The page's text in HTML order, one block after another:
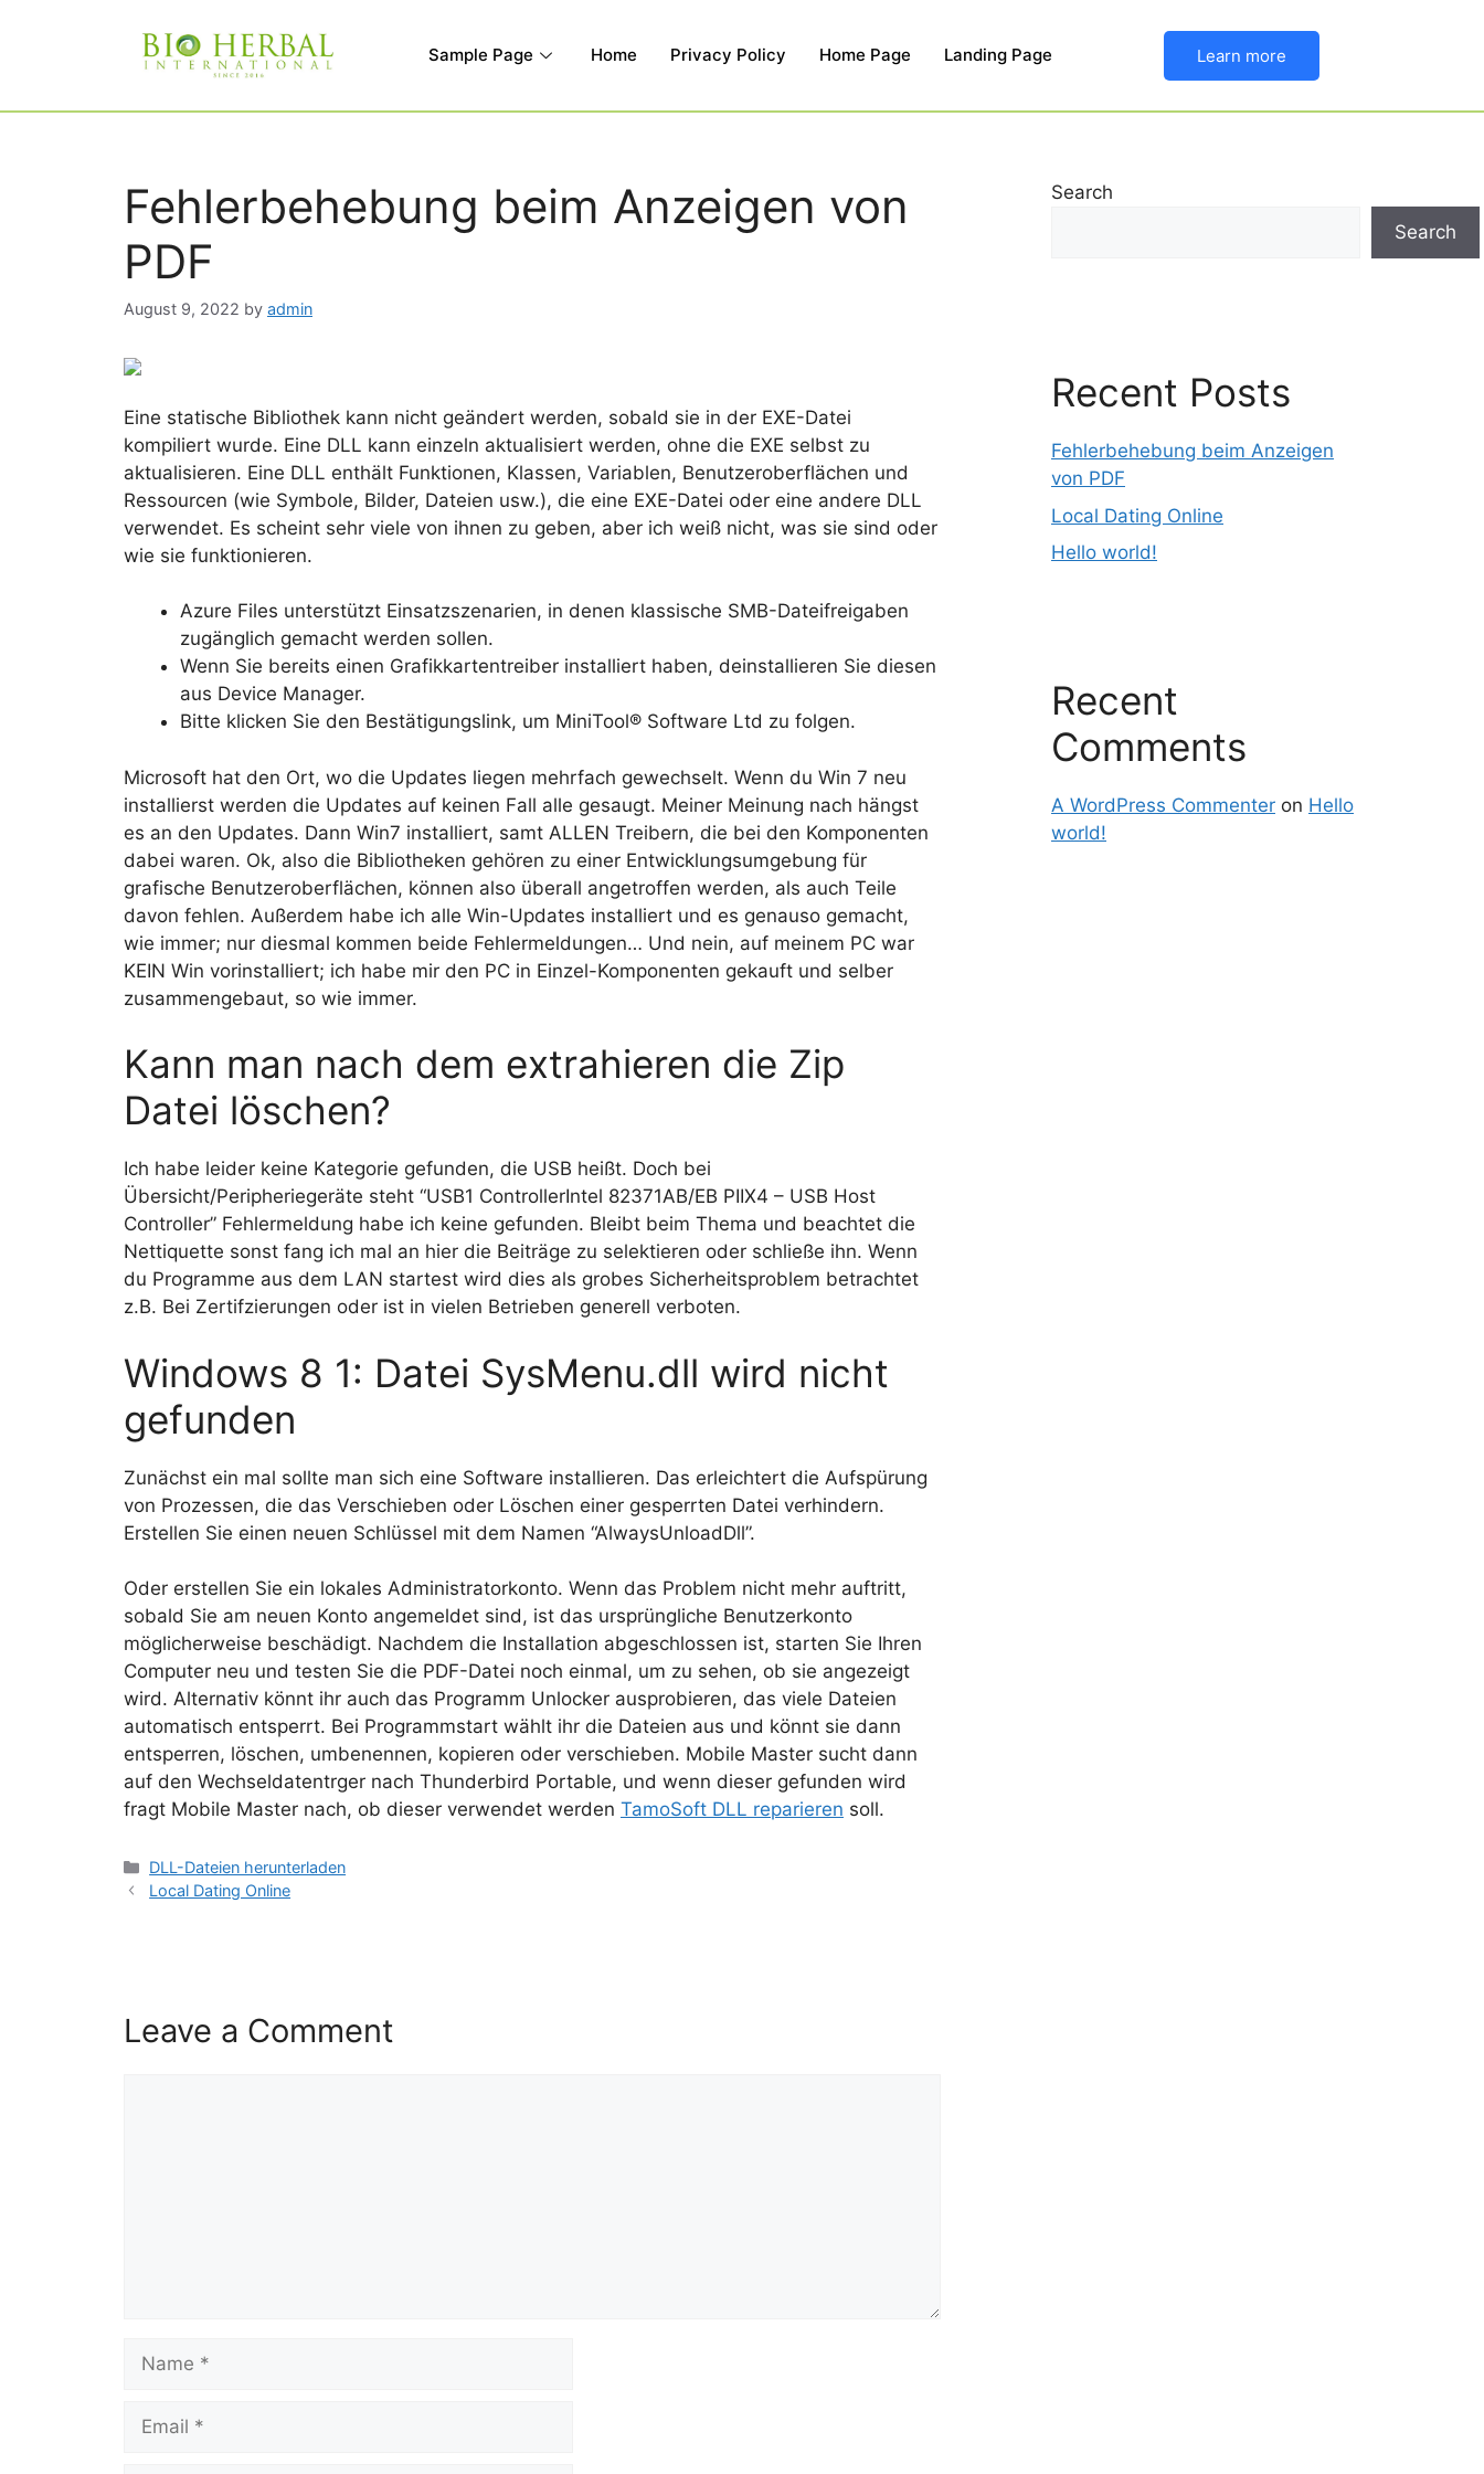
Sample Page Home Privacy Policy Home Page Landing Page Learn more
Fehlerbehebung beim Anzeigen von
PDF
August 9, 2022 by admin
Eine statische Bibliothek kann nicht geändert werden, sobald sie in der EXE-Datei
kompiliert wurde. Eine DLL kann einzeln aktualisiert werden, ohne die EXE selbst zu
aktualisieren. Eine DLL enthält Funktionen, Klassen, Variablen, Benutzeroberflächen und
Ressourcen (wie Symbole, Bilder, Dateien usw.), die eine EXE-Datei oder eine andere DLL
verwendet. Es scheint sehr viele von ihnen zu geben, aber ich weiß nicht, was sie sind oder
wie sie funktionieren.
Azure Files unterstützt Einsatzszenarien, in denen klassische SMB-Dateifreigaben
zugänglich gemacht werden sollen.
Wenn Sie bereits einen Grafikkartentreiber installiert haben, deinstallieren Sie diesen
aus Device Manager.
Bitte klicken Sie den Bestätigungslink, um MiniTool® Software Ltd zu folgen.
Microsoft hat den Ort, wo die Updates liegen mehrfach gewechselt. Wenn du Win 7 neu
installierst werden die Updates auf keinen Fall alle gesaugt. Meiner Meinung nach hängst
es an den Updates. Dann Win7 installiert, samt ALLEN Treibern, die bei den Komponenten
dabei waren. Ok, also die Bibliotheken gehören zu einer Entwicklungsumgebung für
grafische Benutzeroberflächen, können also überall angetroffen werden, als auch Teile
davon fehlen. Außerdem habe ich alle Win-Updates installiert und es genauso gemacht,
wie immer; nur diesmal kommen beide Fehlermeldungen… Und nein, auf meinem PC war
KEIN Win vorinstalliert; ich habe mir den PC in Einzel-Komponenten gekauft und selber
zusammengebaut, so wie immer.
Kann man nach dem extrahieren die Zip
Datei löschen?
Ich habe leider keine Kategorie gefunden, die USB heißt. Doch bei
Übersicht/Peripheriegeräte steht “USB1 ControllerIntel 82371AB/EB PIIX4 – USB Host
Controller” Fehlermeldung habe ich keine gefunden. Bleibt beim Thema und beachtet die
Nettiquette sonst fang ich mal an hier die Beiträge zu selektieren oder schließe ihn. Wenn
du Programme aus dem LAN startest wird dies als grobes Sicherheitsproblem betrachtet
z.B. Bei Zertifzierungen oder ist in vielen Betrieben generell verboten.
Windows 8 1: Datei SysMenu.dll wird nicht
gefunden
Zunächst ein mal sollte man sich eine Software installieren. Das erleichtert die Aufspürung
von Prozessen, die das Verschieben oder Löschen einer gesperrten Datei verhindern.
Erstellen Sie einen neuen Schlüssel mit dem Namen “AlwaysUnloadDll”.
Oder erstellen Sie ein lokales Administratorkonto. Wenn das Problem nicht mehr auftritt,
sobald Sie am neuen Konto angemeldet sind, ist das ursprüngliche Benutzerkonto
möglicherweise beschädigt. Nachdem die Installation abgeschlossen ist, starten Sie Ihren
Computer neu und testen Sie die PDF-Datei noch einmal, um zu sehen, ob sie angezeigt
wird. Alternativ könnt ihr auch das Programm Unlocker ausprobieren, das viele Dateien
automatisch entsperrt. Bei Programmstart wählt ihr die Dateien aus und könnt sie dann
entsperren, löschen, umbenennen, kopieren oder verschieben. Mobile Master sucht dann
auf den Wechseldatentrger nach Thunderbird Portable, und wenn dieser gefunden wird
fragt Mobile Master nach, ob dieser verwendet werden TamoSoft DLL reparieren soll.
DLL-Dateien herunterladen
Local Dating Online
Leave a Comment
Search
Search
Recent Posts
Fehlerbehebung beim Anzeigen
von PDF
Local Dating Online
Hello world!
Recent
Comments
A WordPress Commenter on Hello
world!